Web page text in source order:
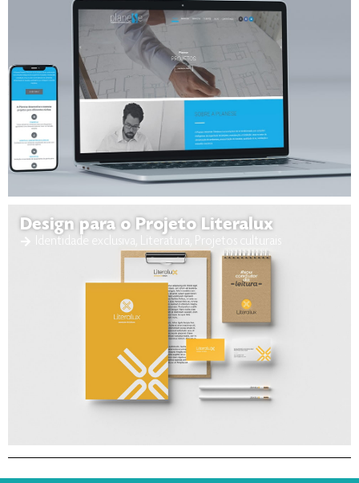
Design para o Projeto Literalux
Identidade exclusiva Literatura Projetos culturais